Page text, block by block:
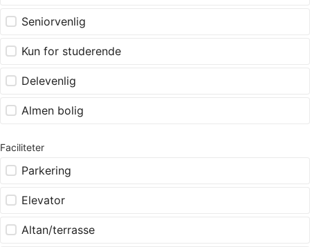
Seniorvenlig
Kun for studerende
Delevenlig
Almen bolig
Faciliteter
Parkering
Elevator
Altan/terrasse